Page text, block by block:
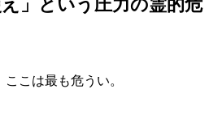
」という圧力の霊的危
こは最も危うい。